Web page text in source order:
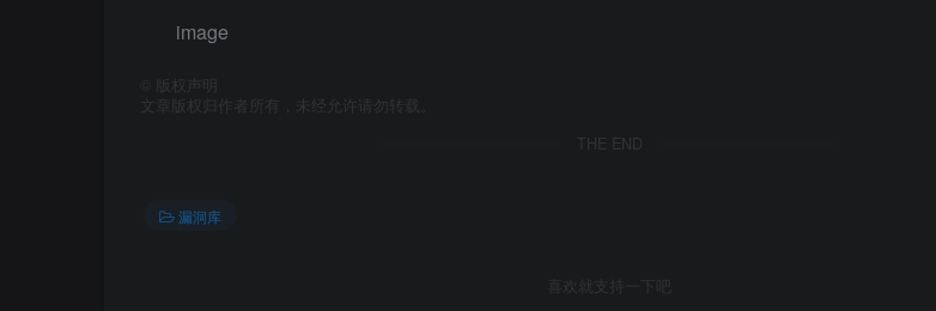
image
版权声明
文章版权归作者所有，未经允许请勿转载。
THE END
漏洞库
喜欢就支持一下吧